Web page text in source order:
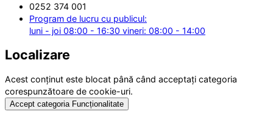
0252 374 001
Program de lucru cu publicul:
luni - joi 08:00 - 16:30 vineri: 08:00 - 14:00
Localizare
Acest conținut este blocat până când acceptați categoria
corespunzătoare de cookie-uri.
Accept categoria Funcționalitate